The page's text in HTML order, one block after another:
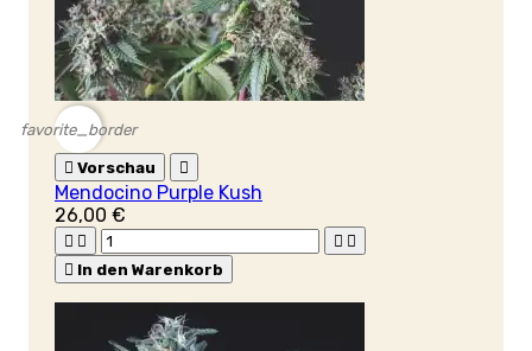
favorite_border
 Vorschau 
Mendocino Purple Kush
26,00 €
   
 In den Warenkorb